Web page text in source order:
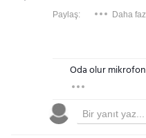
Paylaş: Daha
Oda olur